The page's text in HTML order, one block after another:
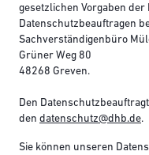
gesetzlichen Vorgaben der
Datenschutzbeauftragen
Sachverständigenbüro
Grüner Weg 80
48268 Greven.
Den
den datenschutz@dhb.de.
Sie können unseren